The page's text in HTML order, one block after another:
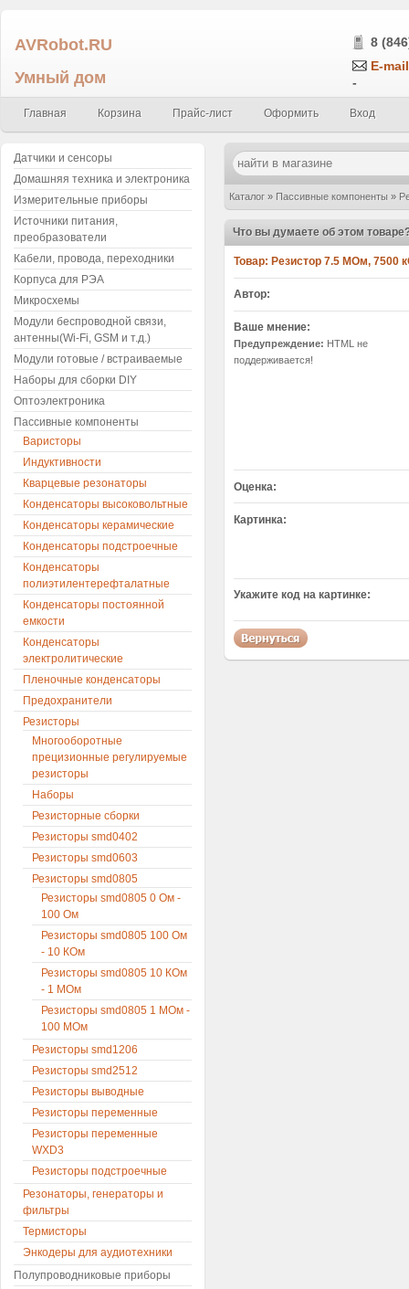
AVRobot.RU
Умный дом
8
E-
-
Главная Корзина Прайс-лист Оформить Вход
Каталог » Пассивные компоненты »
Что вы думаете об этом
Товар: Резистор 7.5 МОм, 7500
Автор:
Ваше мнение:
Предупреждение: HTML не
поддерживается!
Оценка:
Картинка:
Укажите код на картинке:
Датчики и сенсоры
Домашняя техника и электроника
Измерительные приборы
Источники питания,
преобразователи
Кабели, провода, переходники
Корпуса для РЭА
Микросхемы
Модули беспроводной связи,
антенны(Wi-Fi, GSM и т.д.)
Модули готовые / встраиваемые
Наборы для сборки DIY
Оптоэлектроника
Пассивные компоненты
Варисторы
Индуктивности
Кварцевые резонаторы
Конденсаторы высоковольтные
Конденсаторы керамические
Конденсаторы подстроечные
Конденсаторы
полиэтилентерефталатные
Конденсаторы постоянной
емкости
Конденсаторы
электролитические
Пленочные конденсаторы
Предохранители
Резисторы
Многооборотные
прецизионные регулируемые
резисторы
Наборы
Резисторные сборки
Резисторы smd0402
Резисторы smd0603
Резисторы smd0805
Резисторы smd0805 0 Ом -
100 Ом
Резисторы smd0805 100 Ом
- 10 КОм
Резисторы smd0805 10 КОм
- 1 МОм
Резисторы smd0805 1 МОм -
100 МОм
Резисторы smd1206
Резисторы smd2512
Резисторы выводные
Резисторы переменные
Резисторы переменные
WXD3
Резисторы подстроечные
Резонаторы, генераторы и
фильтры
Термисторы
Энкодеры для аудиотехники
Полупроводниковые приборы